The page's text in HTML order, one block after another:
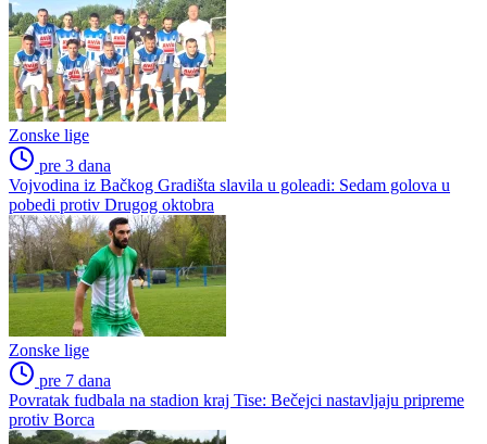
Zonske lige
pre 3 dana
Vojvodina iz Bačkog Gradišta slavila u goleadi: Sedam golova u
pobedi protiv Drugog oktobra
Zonske lige
pre 7 dana
Povratak fudbala na stadion kraj Tise: Bečejci nastavljaju pripreme
protiv Borca